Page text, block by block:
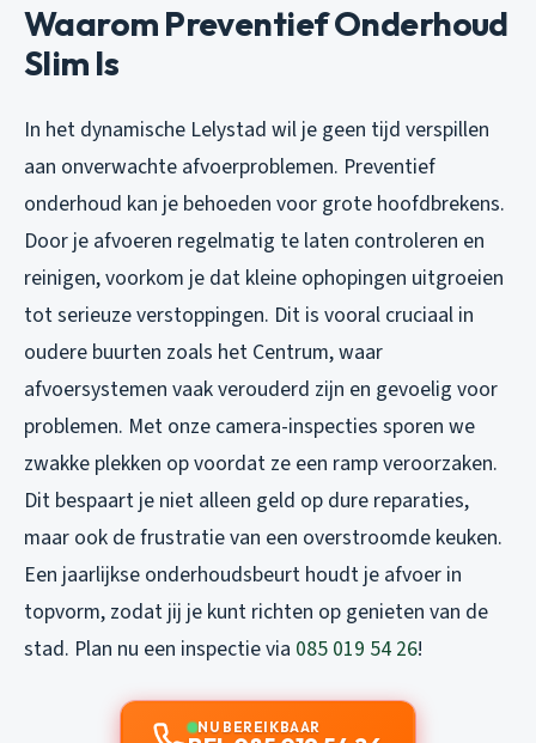
Waarom Preventief Onderhoud
Slim Is
In het dynamische Lelystad wil je geen tijd verspillen
aan onverwachte afvoerproblemen. Preventief
onderhoud kan je behoeden voor grote hoofdbrekens.
Door je afvoeren regelmatig te laten controleren en
reinigen, voorkom je dat kleine ophopingen uitgroeien
tot serieuze verstoppingen. Dit is vooral cruciaal in
oudere buurten zoals het Centrum, waar
afvoersystemen vaak verouderd zijn en gevoelig voor
problemen. Met onze camera-inspecties sporen we
zwakke plekken op voordat ze een ramp veroorzaken.
Dit bespaart je niet alleen geld op dure reparaties,
maar ook de frustratie van een overstroomde keuken.
Een jaarlijkse onderhoudsbeurt houdt je afvoer in
topvorm, zodat jij je kunt richten op genieten van de
stad. Plan nu een inspectie via 085 019 54 26!
NU BEREIKBAAR